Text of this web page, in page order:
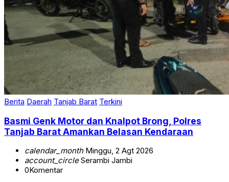
Berita Daerah Tanjab Barat Terkini
Basmi Genk Motor dan Knalpot Brong, Polres
Tanjab Barat Amankan Belasan Kendaraan
calendar_monthMinggu, 2 Agt 2026
account_circleSerambi Jambi
0Komentar